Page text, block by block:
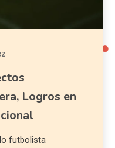
Logros en
futbolista